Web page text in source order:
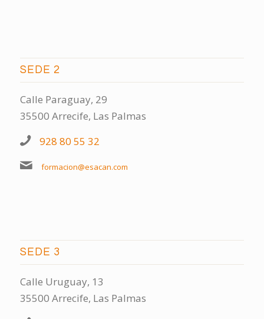
SEDE 2
Calle Paraguay, 29
35500 Arrecife, Las Palmas
928 80 55 32
formacion@esacan.com
SEDE 3
Calle Uruguay, 13
35500 Arrecife, Las Palmas